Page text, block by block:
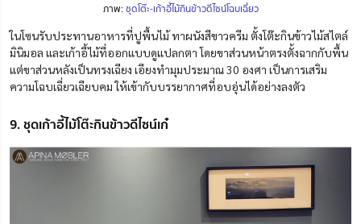
ภาพ:ชุดโต๊ะ-เก้าอี้ไม้กินข้าวดีไซน์โฉบเฉี่ยว
ในโซนรับประทานอาหารที่ปูพื้นไม้ ทาผนังสีขาวครีม ตั้งโต๊ะกินข้าวไม้สไตล์
มินิมอล และเก้าอี้ไม้ที่ออกแบบดูแปลกตา โดยขาส่วนหน้าตรงตั้งฉากกับพื้น
แต่ขาส่วนหลังเป็นทรงเฉียง เอียงทำมุมประมาณ 30 องศา เป็นการเสริม
ความโฉบเฉี่ยวเฉียบคม ให้เข้ากับบรรยากาศที่อบอุ่นได้อย่างลงตัว
9. ชุดเก้าอี้ไม้โต๊ะกินข้าวดีไซน์เก๋